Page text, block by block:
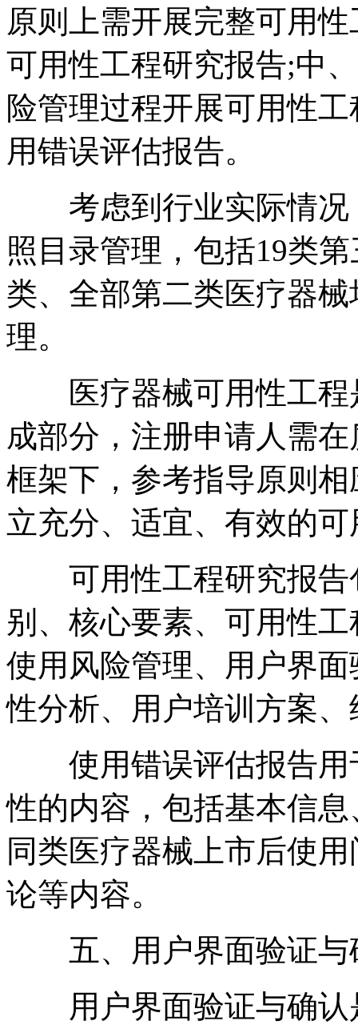
原则上需开展完整可用
可用性工程研究报告;中
险管理过程开展可用性
用错误评估报告。
考虑到行业实际情况
照目录管理，包括19类
类、全部第二类医疗器
理。
医疗器械可用性工程
成部分，注册申请人需
框架下，参考指导原则
立充分、适宜、有效的
可用性工程研究报告
别、核心要素、可用性
使用风险管理、用户界
性分析、用户培训方案
使用错误评估报告用
性的内容，包括基本信
同类医疗器械上市后使
论等内容。
五、用户界面验证与
用户界面验证与确认